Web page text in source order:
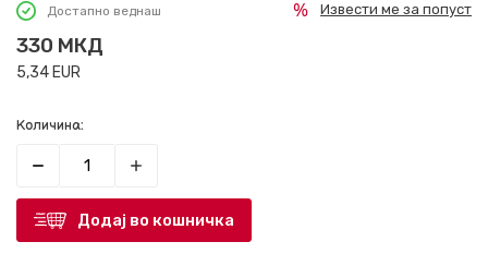
Достапно веднаш
330 МКД
5,34EUR
Извести ме за попуст
Количина:
Додај во кошничка